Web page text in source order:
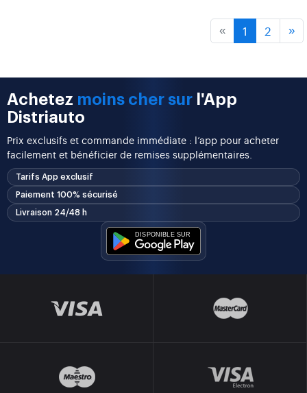
« 1 2 »
Achetez moins cher sur l'App
Distriauto
Prix exclusifs et commande immédiate : l’app pour acheter
facilement et bénéficier de remises supplémentaires.
Tarifs App exclusif
Paiement 100% sécurisé
Livraison 24/48 h